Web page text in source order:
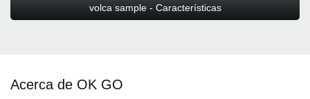
volca sample - Características
Acerca de OK GO